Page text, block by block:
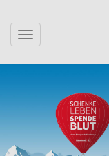
Toggle
navigation